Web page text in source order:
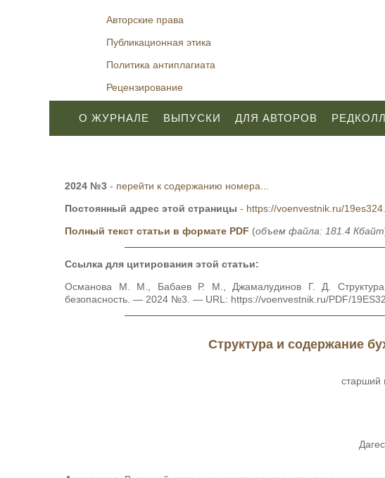
Авторские права
Публикационная этика
Политика антиплагиата
Рецензирование
О ЖУРНАЛЕ ВЫПУСКИ ДЛЯ АВТОРОВ
2024 №3 - перейти к содержанию номера...
Постоянный адрес этой страницы - https://voenvestnik.ru/
Полный текст статьи в формате PDF (объем файла: 181.4 Кбайт
Ссылка для цитирования этой статьи:
Османова М. М., Бабаев Р. М., Джамалудинов Г. Д. Структура
безопасность. — 2024 №3. — URL: https://voenvestnik.ru/PDF/
Структура и содержание
старший